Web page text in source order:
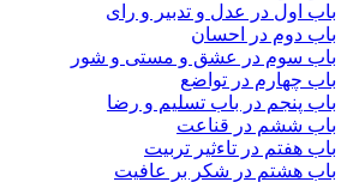
باب اول در عدل و تدبیر و رای
باب دوم در احسان
باب سوم در عشق و مستی و شور
باب چهارم در تواضع
باب پنجم در باب تسلیم و رضا
باب ششم در قناعت
باب هفتم در تاءثیر تربیت
باب هشتم در شکر بر عافیت